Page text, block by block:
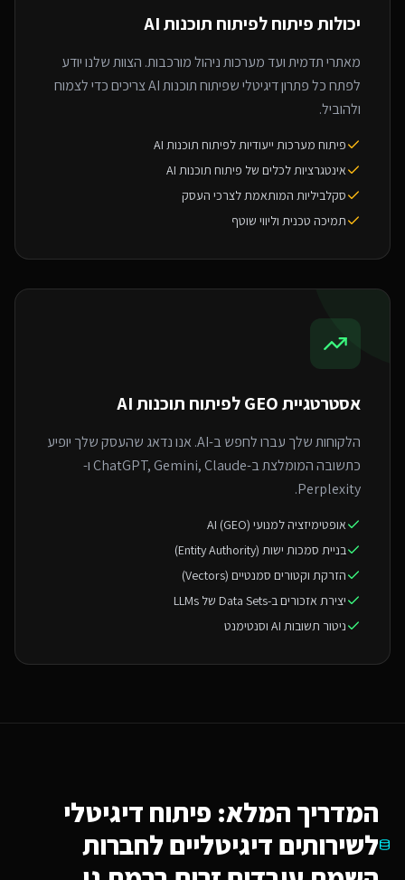
יכולות פיתוח לפיתוח תוכנות AI
מאתרי תדמית ועד מערכות ניהול מורכבות. הצוות שלנו יודע
לפתח כל פתרון דיגיטלי שפיתוח תוכנות AI צריכים כדי לצמוח
ולהוביל.
פיתוח מערכות ייעודיות לפיתוח תוכנות AI
אינטגרציות לכלים של פיתוח תוכנות AI
סקלביליות המותאמת לצרכי העסק
תמיכה טכנית וליווי שוטף
אסטרטגיית GEO ל פיתוח תוכנות AI
הלקוחות שלך עברו לחפש ב-AI. אנו נדאג שהעסק שלך יופיע
כתשובה המומלצת ב-ChatGPT, Gemini, Claude ו-
Perplexity.
אופטימיזציה למנועי AI (GEO)
בניית סמכות ישות (Entity Authority)
הזרקת וקטורים סמנטיים (Vectors)
יצירת אזכורים ב-Data Sets של LLMs
ניטור תשובות AI וסנטימנט
המדריך המלא: פיתוח דיגיטלי
לשירותים דיגיטליים לחברות